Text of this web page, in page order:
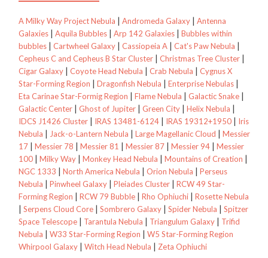
A Milky Way Project Nebula | Andromeda Galaxy | Antenna
Galaxies | Aquila Bubbles | Arp 142 Galaxies | Bubbles within
bubbles | Cartwheel Galaxy | Cassiopeia A | Cat's Paw Nebula |
Cepheus C and Cepheus B Star Cluster | Christmas Tree Cluster |
Cigar Galaxy | Coyote Head Nebula | Crab Nebula | Cygnus X
Star-Forming Region | Dragonfish Nebula | Enterprise Nebulas |
Eta Carinae Star-Formig Region | Flame Nebula | Galactic Snake |
Galactic Center | Ghost of Jupiter | Green City | Helix Nebula |
IDCS J1426 Cluster | IRAS 13481-6124 | IRAS 19312+1950 | Iris
Nebula | Jack-o-Lantern Nebula | Large Magellanic Cloud | Messier
17 | Messier 78 | Messier 81 | Messier 87 | Messier 94 | Messier
100 | Milky Way | Monkey Head Nebula | Mountains of Creation |
NGC 1333 | North America Nebula | Orion Nebula | Perseus
Nebula | Pinwheel Galaxy | Pleiades Cluster | RCW 49 Star-
Forming Region | RCW 79 Bubble | Rho Ophiuchi | Rosette Nebula
| Serpens Cloud Core | Sombrero Galaxy | Spider Nebula | Spitzer
Space Telescope | Tarantula Nebula | Triangulum Galaxy | Trifid
Nebula | W33 Star-Forming Region | W5 Star-Forming Region
Whirpool Galaxy | Witch Head Nebula | Zeta Ophiuchi